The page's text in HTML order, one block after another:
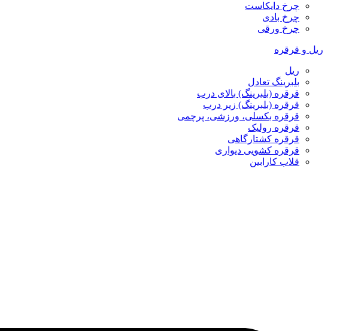
چرخ دایکاست
چرخ بادی
چرخ ورقی
ریل و قرقره
ریل
بلبرینگ تعادل
قرقره (بلبرینگ) بالای درب
قرقره (بلبرینگ) زیر درب
قرقره بکسلی، ورزشی، پرچمی
قرقره رولیک
قرقره کشتارگاهی
قرقره کشویی دیواری
قلاب کارابین